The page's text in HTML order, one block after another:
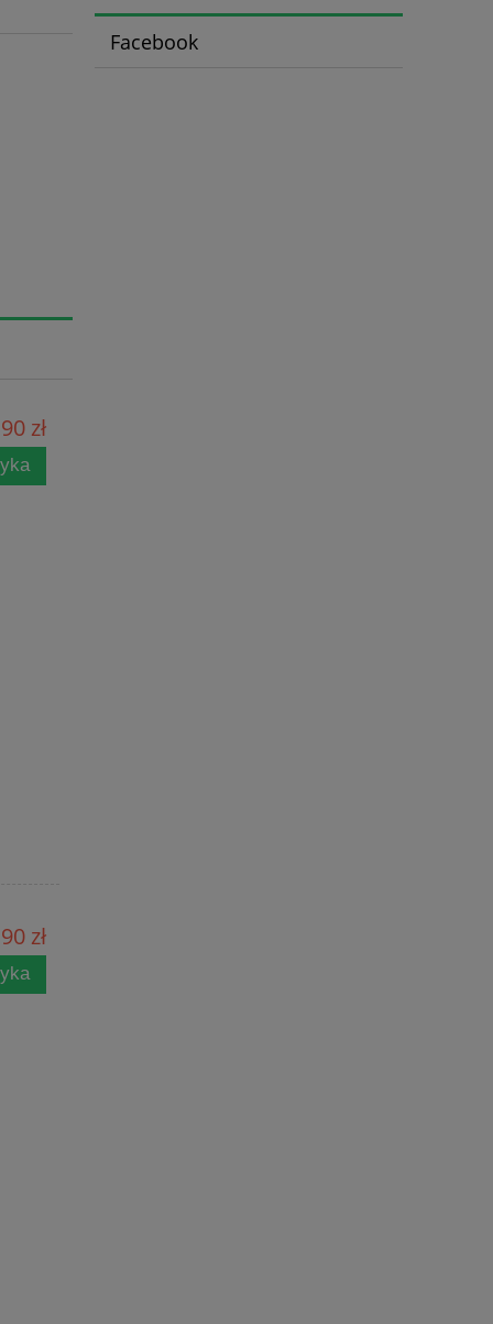
zł
zł
Facebook